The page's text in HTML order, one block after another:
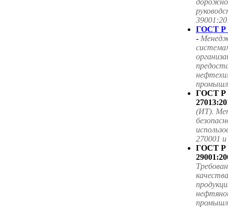
ГОСТ Р
-
ГОСТ
(ИТ).
270001
ГОСТ